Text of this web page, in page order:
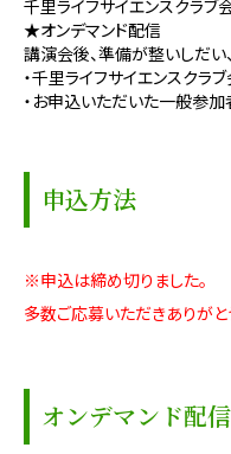
千里ライフサイエンスクラ
★オンデマンド配信
講演会後、準備が整いしだい
・千里ライフサイエンスクラ
・お申込いただいた一般参加
申込方法
※申込は締め切りました。
多数ご応募いただきありがと
オンデマンド配信